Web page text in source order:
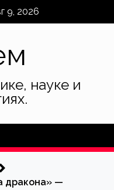
9, 2026
науке и
дракона» —